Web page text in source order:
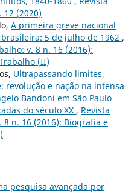
12 (2020)
A primeira greve nacional
5 de julho de 1962 ,
v. 8 n. 16 (2016):
(II)
Ultrapassando limites,
e nação na intensa
Bandoni em São Paulo
do século XX , Revista
n. 16 (2016): Biografia e
pesquisa avançada por